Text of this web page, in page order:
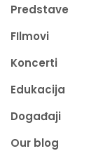
Predstave
FIlmovi
Koncerti
Edukacija
Događaji
Our blog